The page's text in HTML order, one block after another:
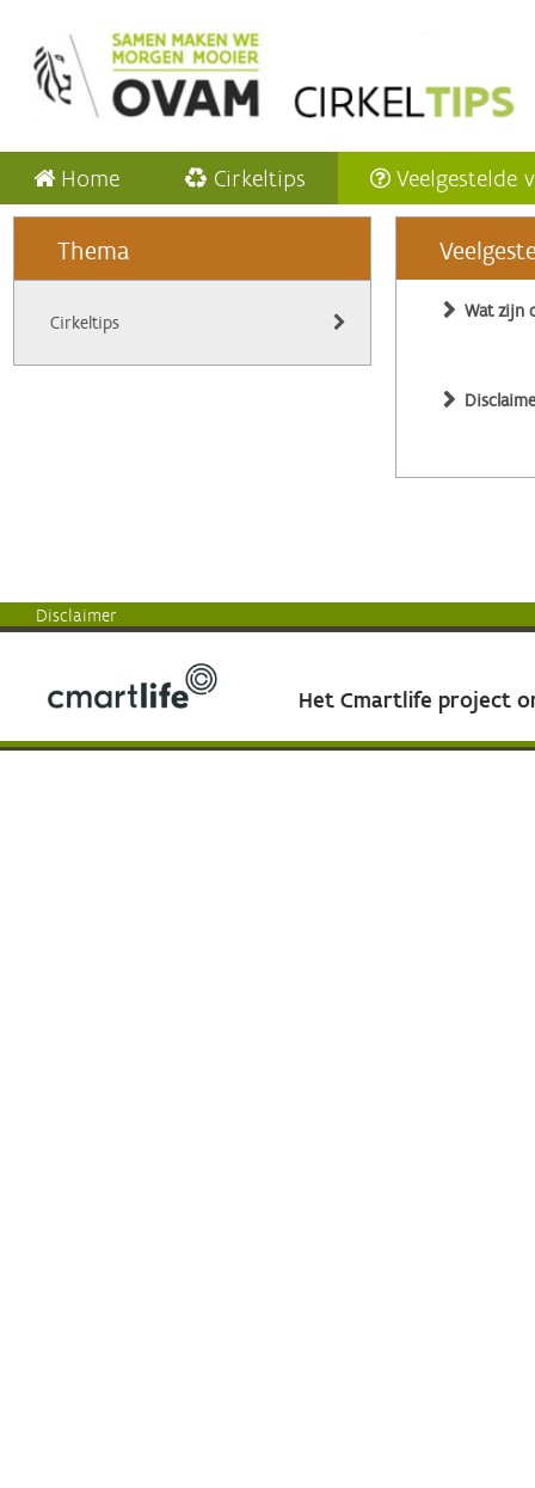
Home Cirkeltips Veelgestelde
Thema
Cirkeltips
Wat zijn
Disclaimer
Het Cmartlife project